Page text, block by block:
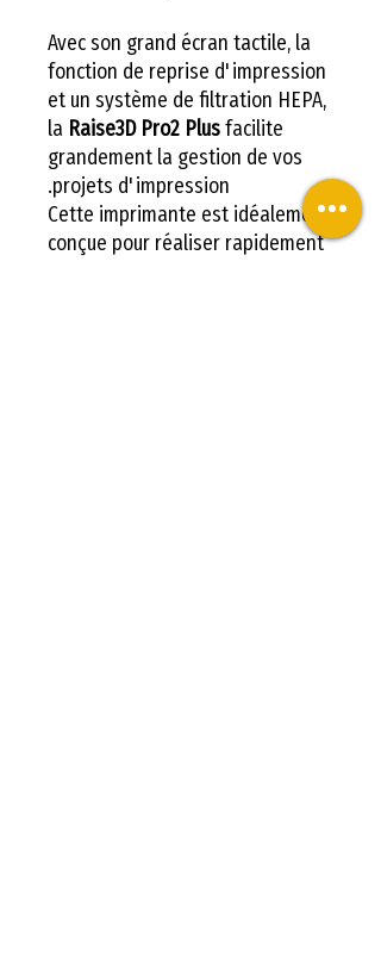
Avec son grand écran tactile, la
fonction de reprise d'impression
et un système de filtration HEPA,
la Raise3D Pro2 Plusfacilite
grandement la gestion de vos
projets d'impression.
Cette imprimante est idéalement
conçue pour réaliser rapidement